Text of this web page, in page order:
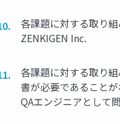
各課題に対する取り
ZENKIGEN Inc.
各課題に対する取り
書が必要であること
QAエンジニアとして